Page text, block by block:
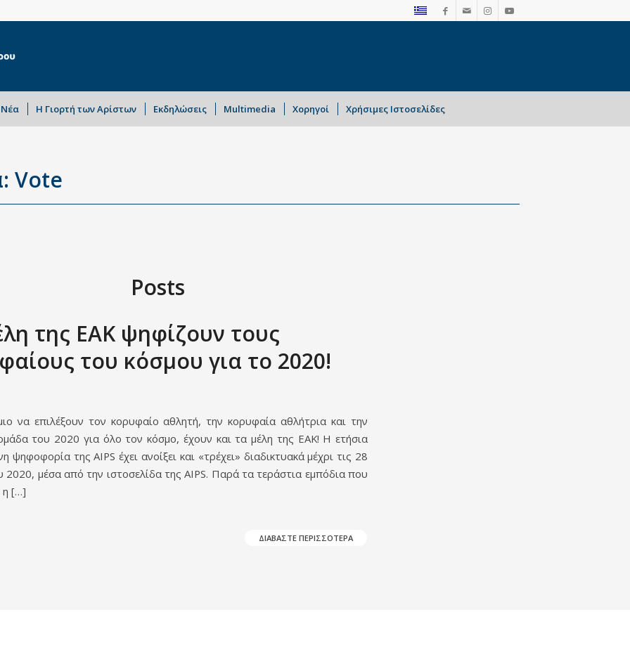
Νέα Η Γιορτή των Αρίστων Εκδηλώσεις Multimedia Χορηγοί Χρήσιμες Ιστοσελίδες
Vote
Posts
της ΕΑΚ ψηφίζουν τους
του κόσμου για το 2020!
να επιλέξουν τον κορυφαίο αθλητή, την κορυφαία αθλήτρια και την
του 2020 για όλο τον κόσμο, έχουν και τα μέλη της ΕΑΚ! Η ετήσια
ψηφοφορία της AIPS έχει ανοίξει και «τρέχει» διαδικτυακά μέχρι τις 28
2020, μέσα από την ιστοσελίδα της AIPS. Παρά τα τεράστια εμπόδια που
η […]
ΔΙΑΒΑΣΤΕ ΠΕΡΙΣΣΟΤΕΡΑ